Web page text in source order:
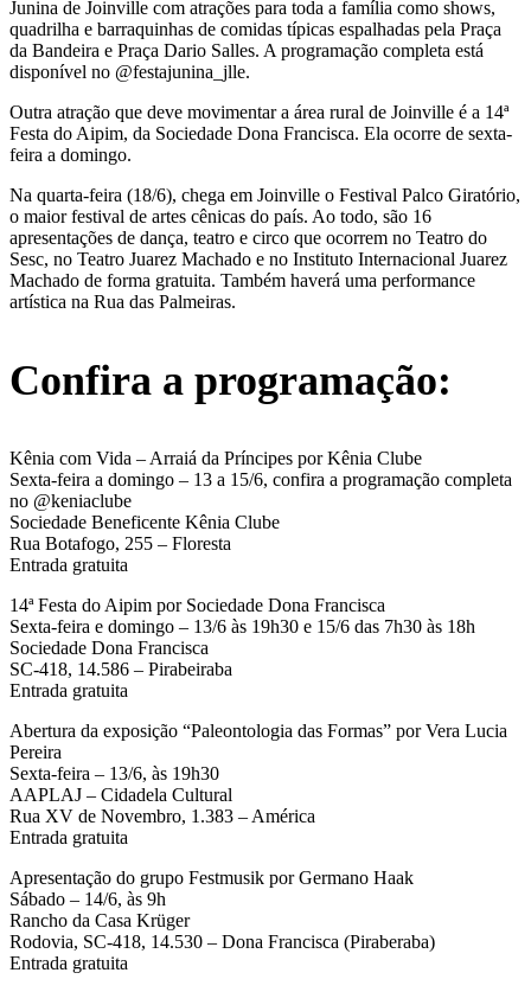
Junina de Joinville com atrações para toda a família como shows,
quadrilha e barraquinhas de comidas típicas espalhadas pela Praça
da Bandeira e Praça Dario Salles. A programação completa está
disponível no @festajunina_jlle.
Outra atração que deve movimentar a área rural de Joinville é a 14ª
Festa do Aipim, da Sociedade Dona Francisca. Ela ocorre de sexta-
feira a domingo.
Na quarta-feira (18/6), chega em Joinville o Festival Palco Giratório,
o maior festival de artes cênicas do país. Ao todo, são 16
apresentações de dança, teatro e circo que ocorrem no Teatro do
Sesc, no Teatro Juarez Machado e no Instituto Internacional Juarez
Machado de forma gratuita. Também haverá uma performance
artística na Rua das Palmeiras.
Confira a programação:
Kênia com Vida – Arraiá da Príncipes por Kênia Clube
Sexta-feira a domingo – 13 a 15/6, confira a programação completa
no @keniaclube
Sociedade Beneficente Kênia Clube
Rua Botafogo, 255 – Floresta
Entrada gratuita
14ª Festa do Aipim por Sociedade Dona Francisca
Sexta-feira e domingo – 13/6 às 19h30 e 15/6 das 7h30 às 18h
Sociedade Dona Francisca
SC-418, 14.586 – Pirabeiraba
Entrada gratuita
Abertura da exposição “Paleontologia das Formas” por Vera Lucia
Pereira
Sexta-feira – 13/6, às 19h30
AAPLAJ – Cidadela Cultural
Rua XV de Novembro, 1.383 – América
Entrada gratuita
Apresentação do grupo Festmusik por Germano Haak
Sábado – 14/6, às 9h
Rancho da Casa Krüger
Rodovia, SC-418, 14.530 – Dona Francisca (Piraberaba)
Entrada gratuita